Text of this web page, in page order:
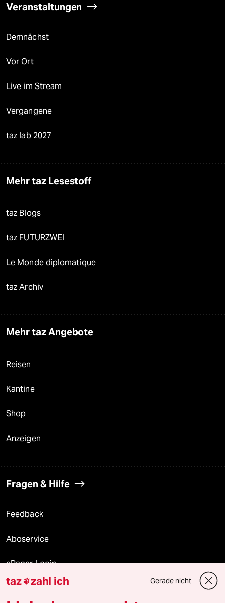
Veranstaltungen
Demnächst
Vor Ort
Live im Stream
Vergangene
taz lab 2027
Mehr taz Lesestoff
taz Blogs
taz FUTURZWEI
Le Monde diplomatique
taz Archiv
Mehr taz Angebote
Reisen
Kantine
Shop
Anzeigen
Fragen & Hilfe
Feedback
Aboservice
ePaper Login
Downloads für Abonnierende
taz zahl ich Gerade nicht